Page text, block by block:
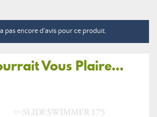
a pas encore d'avis pour ce produit.
Vous Plaire...